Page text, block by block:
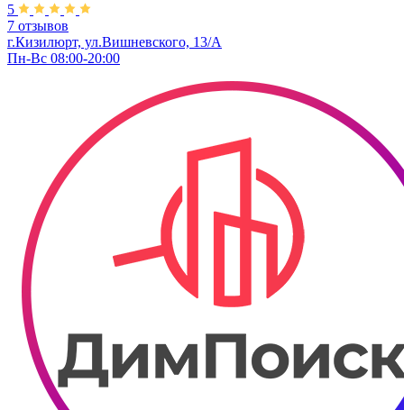
5
7 отзывов
г.Кизилюрт, ул.Вишневского, 13/А
Пн-Вс 08:00-20:00